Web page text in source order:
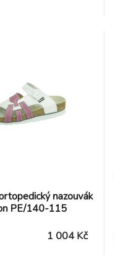
nazouvák
PE/140-115
1 004 Kč